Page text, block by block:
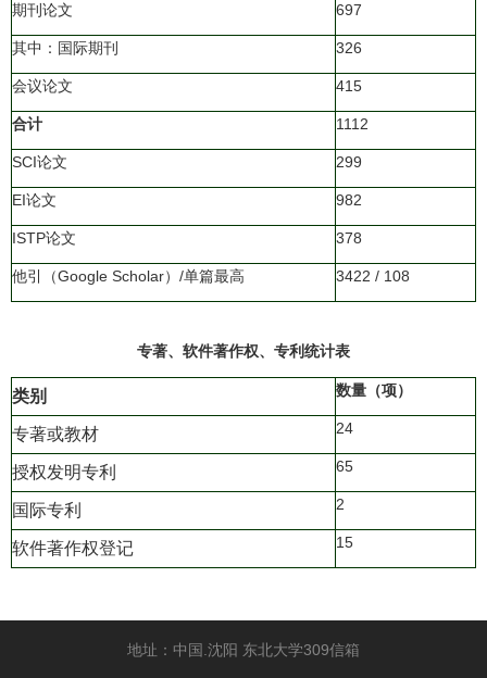
期刊论文 697
其中：国际期刊 326
会议论文 415
合计 1112
SCI论文 299
EI论文 982
ISTP论文 378
他引（Google Scholar）/单篇最高 3422 / 108
专著、软件著作权、专利统计表
类别 数量（项）
专著或教材 24
授权发明专利 65
国际专利 2
软件著作权登记 15
地址：中国.沈阳 东北大学309信箱